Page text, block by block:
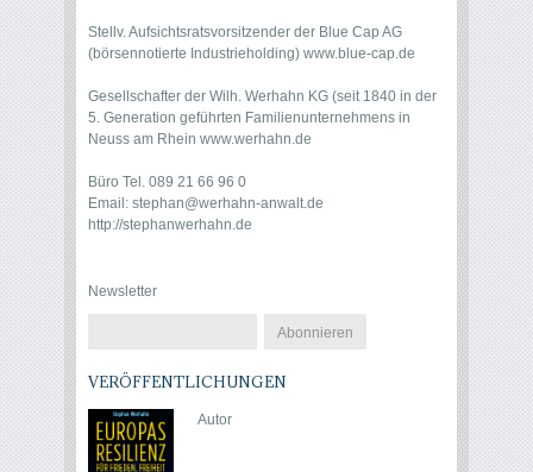
Stellv. Aufsichtsratsvorsitzender der Blue Cap AG
(börsennotierte Industrieholding) www.blue-cap.de
Gesellschafter der Wilh. Werhahn KG (seit 1840 in der
5. Generation geführten Familienunternehmens in
Neuss am Rhein www.werhahn.de
Büro Tel. 089 21 66 96 0
Email: stephan@werhahn-anwalt.de
http://stephanwerhahn.de
Newsletter
VERÖFFENTLICHUNGEN
Autor